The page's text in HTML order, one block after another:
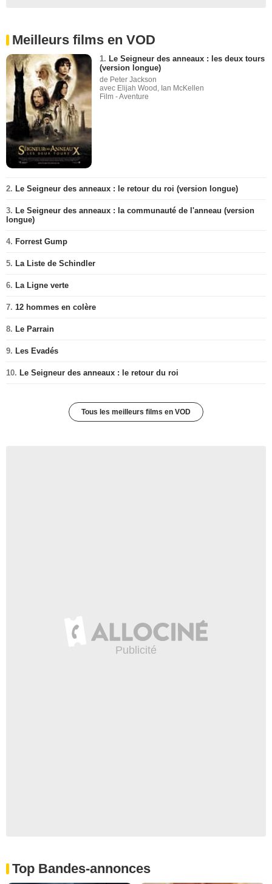
Meilleurs films en VOD
1. Le Seigneur des anneaux : les deux tours
(version longue)
de Peter Jackson
avec Elijah Wood, Ian McKellen
Film - Aventure
2. Le Seigneur des anneaux : le retour du roi (version longue)
3. Le Seigneur des anneaux : la communauté de l'anneau (version
longue)
4. Forrest Gump
5. La Liste de Schindler
6. La Ligne verte
7. 12 hommes en colère
8. Le Parrain
9. Les Evadés
10. Le Seigneur des anneaux : le retour du roi
Tous les meilleurs films en VOD
Top Bandes-annonces